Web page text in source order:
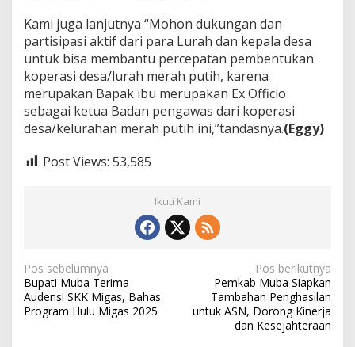
Kami juga lanjutnya “Mohon dukungan dan
partisipasi aktif dari para Lurah dan kepala desa
untuk bisa membantu percepatan pembentukan
koperasi desa/lurah merah putih, karena
merupakan Bapak ibu merupakan Ex Officio
sebagai ketua Badan pengawas dari koperasi
desa/kelurahan merah putih ini,”tandasnya.(Eggy)
Post Views: 53,585
Ikuti Kami
N
a
v
Pos sebelumnya
Bupati Muba Terima
Audensi SKK Migas, Bahas
Program Hulu Migas 2025
Pos berikutnya
Pemkab Muba Siapkan
Tambahan Penghasilan
untuk ASN, Dorong Kinerja
dan Kesejahteraan